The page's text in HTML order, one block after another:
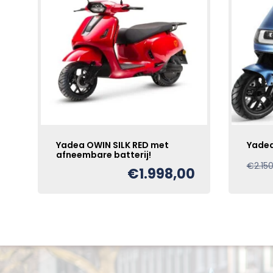
Yadea OWIN SILK RED met
afneembare batterij!
€1.998,00
€